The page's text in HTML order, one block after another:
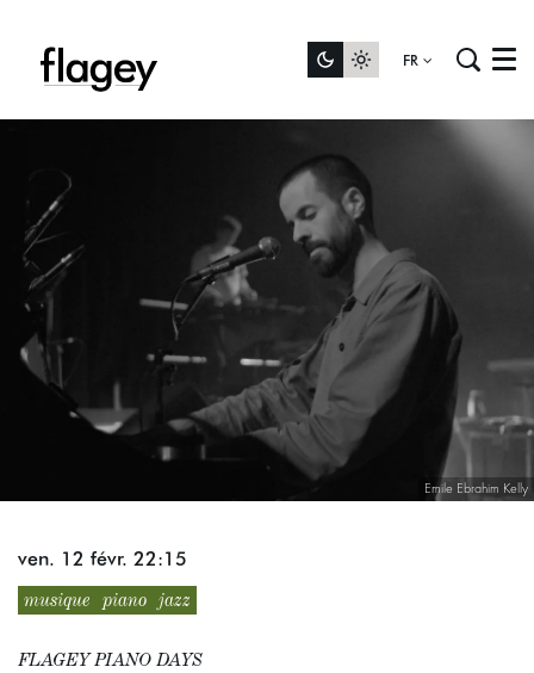
FR Menu
Emile Ebrahim Kelly
musique piano jazz
FLAGEY PIANO DAYS
ven. 12 févr. 22:15